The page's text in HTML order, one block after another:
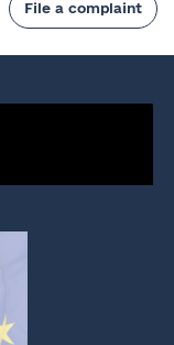
File a complaint